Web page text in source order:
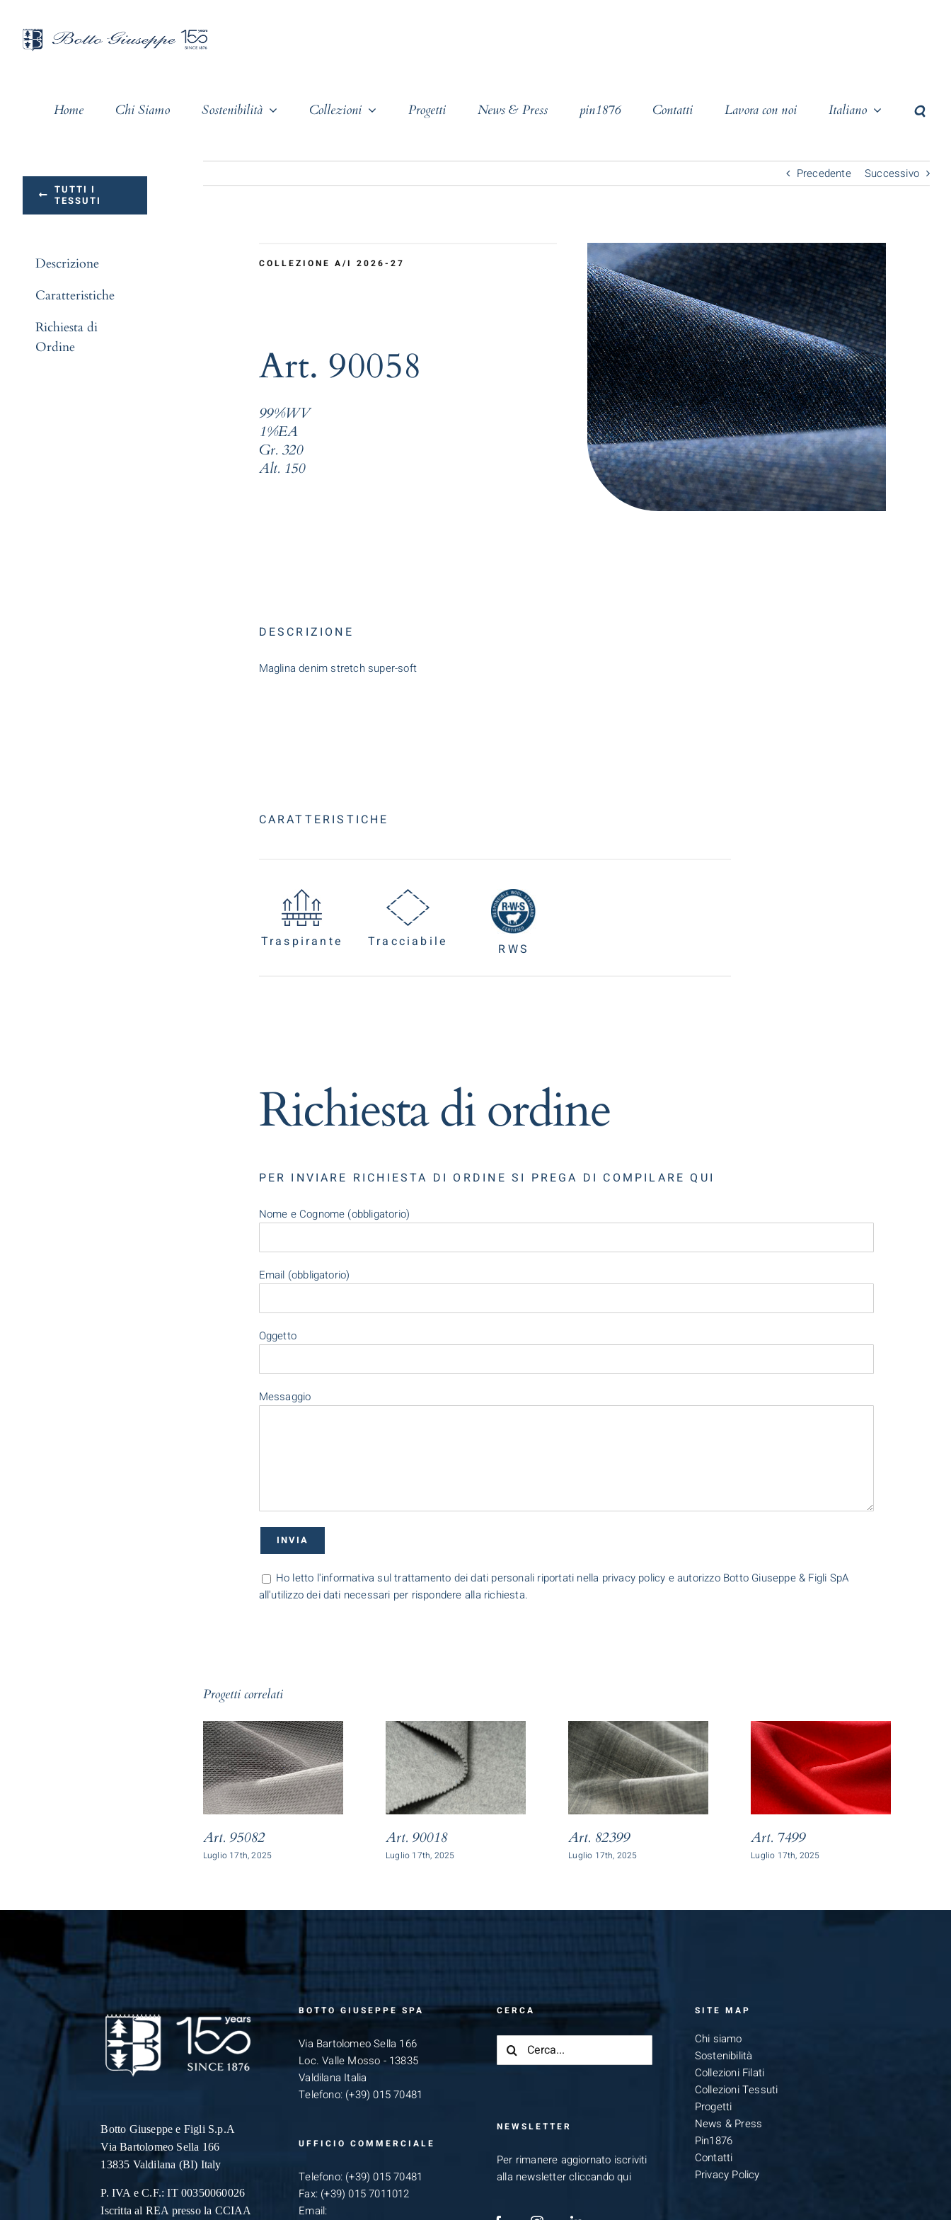
contenuto
Home Chi Siamo Sostenibilità Collezioni Progetti News & Press pin1876 Contatti Lavora con noi Italiano
Precedente Successivo
COLLEZIONE A/I 2026-27
Art. 90058
99%WV
1%EA
Gr. 320
Alt. 150
DESCRIZIONE
Maglina denim stretch super-soft
CARATTERISTICHE
Traspirante Tracciabile RWS
Richiesta di ordine
PER INVIARE RICHIESTA DI ORDINE SI PREGA DI COMPILARE QUI
Nome e Cognome (obbligatorio)
Email (obbligatorio)
Oggetto
Messaggio
Ho letto l'informativa sul trattamento dei dati personali riportati nella privacy policy e autorizzo Botto Giuseppe & Figli SpA
all'utilizzo dei dati necessari per rispondere alla richiesta.
Progetti correlati
Art. 95082
Luglio 17th, 2025
Art. 90018
Luglio 17th, 2025
Art. 82399
Luglio 17th, 2025
Art. 7499
Luglio 17th, 2025
TUTTI I
TESSUTI
Descrizione
Caratteristiche
Richiesta di
Ordine
Botto Giuseppe e Figli S.p.A
Via Bartolomeo Sella 166
13835 Valdilana (BI) Italy
P. IVA e C.F.: IT 00350060026
Iscritta al REA presso la CCIAA
BOTTO GIUSEPPE SPA
Via Bartolomeo Sella 166
Loc. Valle Mosso - 13835
Valdilana Italia
Telefono: (+39) 015 70481
UFFICIO COMMERCIALE
Telefono: (+39) 015 70481
Fax: (+39) 015 7011012
Email:
CERCA
Cerca
per:
NEWSLETTER
Per rimanere aggiornato iscriviti
alla newsletter cliccando qui
SITE MAP
Chi siamo
Sostenibilità
Collezioni Filati
Collezioni Tessuti
Progetti
News & Press
Pin1876
Contatti
Privacy Policy